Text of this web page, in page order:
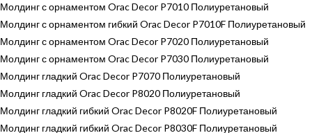
Молдинг с орнаментом Orac Decor P7010 Полиуретановый
Молдинг с орнаментом гибкий Orac Decor P7010F Полиуретановый
Молдинг с орнаментом Orac Decor P7020 Полиуретановый
Молдинг с орнаментом Orac Decor P7030 Полиуретановый
Молдинг гладкий Orac Decor P7070 Полиуретановый
Молдинг гладкий Orac Decor P8020 Полиуретановый
Молдинг гладкий гибкий Orac Decor P8020F Полиуретановый
Молдинг гладкий гибкий Orac Decor P8030F Полиуретановый